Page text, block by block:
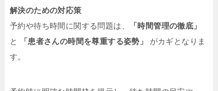
解決のための対応策
予約や待ち時間に関する問題は、
「時間管理の徹底」
と
「患者さんの時間を尊重する姿勢」
がカギとなりま
す。